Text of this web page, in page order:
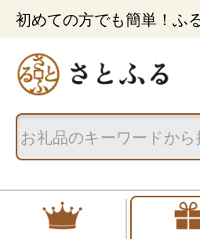
初めての方でも簡単！ふ